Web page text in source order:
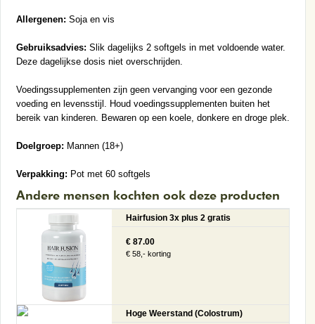
Allergenen: Soja en vis
Gebruiksadvies: Slik dagelijks 2 softgels in met voldoende water.
Deze dagelijkse dosis niet overschrijden.
Voedingssupplementen zijn geen vervanging voor een gezonde
voeding en levensstijl. Houd voedingssupplementen buiten het
bereik van kinderen. Bewaren op een koele, donkere en droge plek.
Doelgroep: Mannen (18+)
Verpakking: Pot met 60 softgels
Andere mensen kochten ook deze producten
Hairfusion 3x plus 2 gratis
€ 87.00
€ 58,- korting
Hoge Weerstand (Colostrum)